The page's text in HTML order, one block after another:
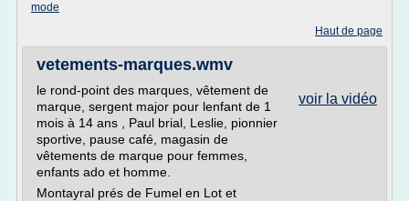
mode
Haut de page
vetements-marques.wmv
voir la vidéo
le rond-point des marques, vêtement de
marque, sergent major pour lenfant de 1
mois à 14 ans , Paul brial, Leslie, pionnier
sportive, pause café, magasin de
vêtements de marque pour femmes,
enfants ado et homme.
Montayral prés de Fumel en Lot et